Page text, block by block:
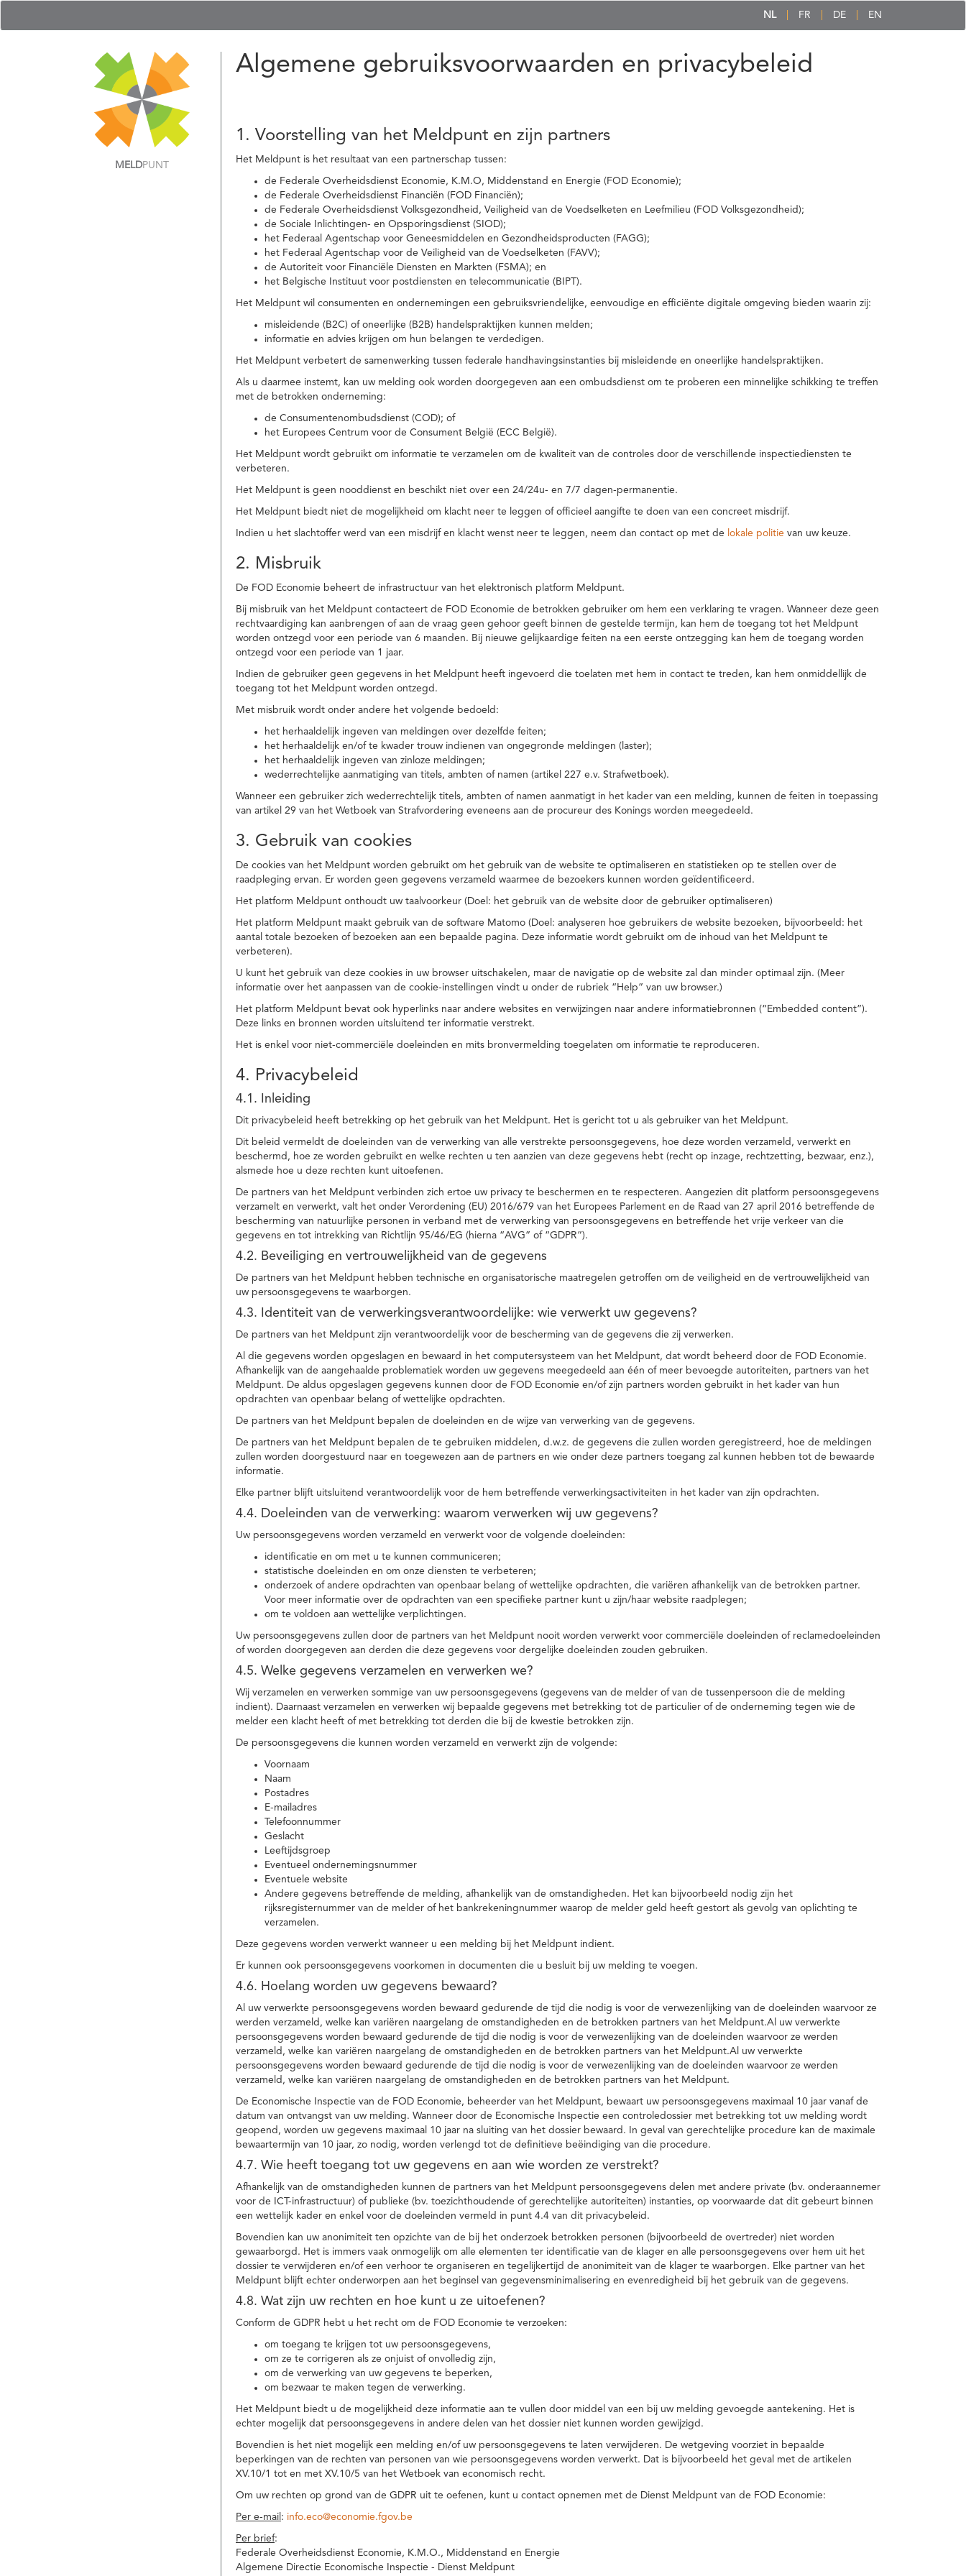
NL FR DE EN
MELDPUNT
Algemene gebruiksvoorwaarden en privacybeleid
1. Voorstelling van het Meldpunt en zijn partners
Het Meldpunt is het resultaat van een partnerschap tussen:
de Federale Overheidsdienst Economie, K.M.O, Middenstand en Energie (FOD Economie);
de Federale Overheidsdienst Financiën (FOD Financiën);
de Federale Overheidsdienst Volksgezondheid, Veiligheid van de Voedselketen en Leefmilieu (FOD Volksgezondheid);
de Sociale Inlichtingen- en Opsporingsdienst (SIOD);
het Federaal Agentschap voor Geneesmiddelen en Gezondheidsproducten (FAGG);
het Federaal Agentschap voor de Veiligheid van de Voedselketen (FAVV);
de Autoriteit voor Financiële Diensten en Markten (FSMA); en
het Belgische Instituut voor postdiensten en telecommunicatie (BIPT).
Het Meldpunt wil consumenten en ondernemingen een gebruiksvriendelijke, eenvoudige en efficiënte digitale omgeving bieden waarin zij:
misleidende (B2C) of oneerlijke (B2B) handelspraktijken kunnen melden;
informatie en advies krijgen om hun belangen te verdedigen.
Het Meldpunt verbetert de samenwerking tussen federale handhavingsinstanties bij misleidende en oneerlijke handelspraktijken.
Als u daarmee instemt, kan uw melding ook worden doorgegeven aan een ombudsdienst om te proberen een minnelijke schikking te treffen
met de betrokken onderneming:
de Consumentenombudsdienst (COD); of
het Europees Centrum voor de Consument België (ECC België).
Het Meldpunt wordt gebruikt om informatie te verzamelen om de kwaliteit van de controles door de verschillende inspectiediensten te
verbeteren.
Het Meldpunt is geen nooddienst en beschikt niet over een 24/24u- en 7/7 dagen-permanentie.
Het Meldpunt biedt niet de mogelijkheid om klacht neer te leggen of officieel aangifte te doen van een concreet misdrijf.
Indien u het slachtoffer werd van een misdrijf en klacht wenst neer te leggen, neem dan contact op met de lokale politie van uw keuze.
2. Misbruik
De FOD Economie beheert de infrastructuur van het elektronisch platform Meldpunt.
Bij misbruik van het Meldpunt contacteert de FOD Economie de betrokken gebruiker om hem een verklaring te vragen. Wanneer deze geen
rechtvaardiging kan aanbrengen of aan de vraag geen gehoor geeft binnen de gestelde termijn, kan hem de toegang tot het Meldpunt
worden ontzegd voor een periode van 6 maanden. Bij nieuwe gelijkaardige feiten na een eerste ontzegging kan hem de toegang worden
ontzegd voor een periode van 1 jaar.
Indien de gebruiker geen gegevens in het Meldpunt heeft ingevoerd die toelaten met hem in contact te treden, kan hem onmiddellijk de
toegang tot het Meldpunt worden ontzegd.
Met misbruik wordt onder andere het volgende bedoeld:
het herhaaldelijk ingeven van meldingen over dezelfde feiten;
het herhaaldelijk en/of te kwader trouw indienen van ongegronde meldingen (laster);
het herhaaldelijk ingeven van zinloze meldingen;
wederrechtelijke aanmatiging van titels, ambten of namen (artikel 227 e.v. Strafwetboek).
Wanneer een gebruiker zich wederrechtelijk titels, ambten of namen aanmatigt in het kader van een melding, kunnen de feiten in toepassing
van artikel 29 van het Wetboek van Strafvordering eveneens aan de procureur des Konings worden meegedeeld.
3. Gebruik van cookies
De cookies van het Meldpunt worden gebruikt om het gebruik van de website te optimaliseren en statistieken op te stellen over de
raadpleging ervan. Er worden geen gegevens verzameld waarmee de bezoekers kunnen worden geïdentificeerd.
Het platform Meldpunt onthoudt uw taalvoorkeur (Doel: het gebruik van de website door de gebruiker optimaliseren)
Het platform Meldpunt maakt gebruik van de software Matomo (Doel: analyseren hoe gebruikers de website bezoeken, bijvoorbeeld: het
aantal totale bezoeken of bezoeken aan een bepaalde pagina. Deze informatie wordt gebruikt om de inhoud van het Meldpunt te
verbeteren).
U kunt het gebruik van deze cookies in uw browser uitschakelen, maar de navigatie op de website zal dan minder optimaal zijn. (Meer
informatie over het aanpassen van de cookie-instellingen vindt u onder de rubriek “Help” van uw browser.)
Het platform Meldpunt bevat ook hyperlinks naar andere websites en verwijzingen naar andere informatiebronnen (“Embedded content”).
Deze links en bronnen worden uitsluitend ter informatie verstrekt.
Het is enkel voor niet-commerciële doeleinden en mits bronvermelding toegelaten om informatie te reproduceren.
4. Privacybeleid
4.1. Inleiding
Dit privacybeleid heeft betrekking op het gebruik van het Meldpunt. Het is gericht tot u als gebruiker van het Meldpunt.
Dit beleid vermeldt de doeleinden van de verwerking van alle verstrekte persoonsgegevens, hoe deze worden verzameld, verwerkt en
beschermd, hoe ze worden gebruikt en welke rechten u ten aanzien van deze gegevens hebt (recht op inzage, rechtzetting, bezwaar, enz.),
alsmede hoe u deze rechten kunt uitoefenen.
De partners van het Meldpunt verbinden zich ertoe uw privacy te beschermen en te respecteren. Aangezien dit platform persoonsgegevens
verzamelt en verwerkt, valt het onder Verordening (EU) 2016/679 van het Europees Parlement en de Raad van 27 april 2016 betreffende de
bescherming van natuurlijke personen in verband met de verwerking van persoonsgegevens en betreffende het vrije verkeer van die
gegevens en tot intrekking van Richtlijn 95/46/EG (hierna “AVG” of “GDPR”).
4.2. Beveiliging en vertrouwelijkheid van de gegevens
De partners van het Meldpunt hebben technische en organisatorische maatregelen getroffen om de veiligheid en de vertrouwelijkheid van
uw persoonsgegevens te waarborgen.
4.3. Identiteit van de verwerkingsverantwoordelijke: wie verwerkt uw gegevens?
De partners van het Meldpunt zijn verantwoordelijk voor de bescherming van de gegevens die zij verwerken.
Al die gegevens worden opgeslagen en bewaard in het computersysteem van het Meldpunt, dat wordt beheerd door de FOD Economie.
Afhankelijk van de aangehaalde problematiek worden uw gegevens meegedeeld aan één of meer bevoegde autoriteiten, partners van het
Meldpunt. De aldus opgeslagen gegevens kunnen door de FOD Economie en/of zijn partners worden gebruikt in het kader van hun
opdrachten van openbaar belang of wettelijke opdrachten.
De partners van het Meldpunt bepalen de doeleinden en de wijze van verwerking van de gegevens.
De partners van het Meldpunt bepalen de te gebruiken middelen, d.w.z. de gegevens die zullen worden geregistreerd, hoe de meldingen
zullen worden doorgestuurd naar en toegewezen aan de partners en wie onder deze partners toegang zal kunnen hebben tot de bewaarde
informatie.
Elke partner blijft uitsluitend verantwoordelijk voor de hem betreffende verwerkingsactiviteiten in het kader van zijn opdrachten.
4.4. Doeleinden van de verwerking: waarom verwerken wij uw gegevens?
Uw persoonsgegevens worden verzameld en verwerkt voor de volgende doeleinden:
identificatie en om met u te kunnen communiceren;
statistische doeleinden en om onze diensten te verbeteren;
onderzoek of andere opdrachten van openbaar belang of wettelijke opdrachten, die variëren afhankelijk van de betrokken partner.
Voor meer informatie over de opdrachten van een specifieke partner kunt u zijn/haar website raadplegen;
om te voldoen aan wettelijke verplichtingen.
Uw persoonsgegevens zullen door de partners van het Meldpunt nooit worden verwerkt voor commerciële doeleinden of reclamedoeleinden
of worden doorgegeven aan derden die deze gegevens voor dergelijke doeleinden zouden gebruiken.
4.5. Welke gegevens verzamelen en verwerken we?
Wij verzamelen en verwerken sommige van uw persoonsgegevens (gegevens van de melder of van de tussenpersoon die de melding
indient). Daarnaast verzamelen en verwerken wij bepaalde gegevens met betrekking tot de particulier of de onderneming tegen wie de
melder een klacht heeft of met betrekking tot derden die bij de kwestie betrokken zijn.
De persoonsgegevens die kunnen worden verzameld en verwerkt zijn de volgende:
Voornaam
Naam
Postadres
E-mailadres
Telefoonnummer
Geslacht
Leeftijdsgroep
Eventueel ondernemingsnummer
Eventuele website
Andere gegevens betreffende de melding, afhankelijk van de omstandigheden. Het kan bijvoorbeeld nodig zijn het
rijksregisternummer van de melder of het bankrekeningnummer waarop de melder geld heeft gestort als gevolg van oplichting te
verzamelen.
Deze gegevens worden verwerkt wanneer u een melding bij het Meldpunt indient.
Er kunnen ook persoonsgegevens voorkomen in documenten die u besluit bij uw melding te voegen.
4.6. Hoelang worden uw gegevens bewaard?
Al uw verwerkte persoonsgegevens worden bewaard gedurende de tijd die nodig is voor de verwezenlijking van de doeleinden waarvoor ze
werden verzameld, welke kan variëren naargelang de omstandigheden en de betrokken partners van het Meldpunt.Al uw verwerkte
persoonsgegevens worden bewaard gedurende de tijd die nodig is voor de verwezenlijking van de doeleinden waarvoor ze werden
verzameld, welke kan variëren naargelang de omstandigheden en de betrokken partners van het Meldpunt.Al uw verwerkte
persoonsgegevens worden bewaard gedurende de tijd die nodig is voor de verwezenlijking van de doeleinden waarvoor ze werden
verzameld, welke kan variëren naargelang de omstandigheden en de betrokken partners van het Meldpunt.
De Economische Inspectie van de FOD Economie, beheerder van het Meldpunt, bewaart uw persoonsgegevens maximaal 10 jaar vanaf de
datum van ontvangst van uw melding. Wanneer door de Economische Inspectie een controledossier met betrekking tot uw melding wordt
geopend, worden uw gegevens maximaal 10 jaar na sluiting van het dossier bewaard. In geval van gerechtelijke procedure kan de maximale
bewaartermijn van 10 jaar, zo nodig, worden verlengd tot de definitieve beëindiging van die procedure.
4.7. Wie heeft toegang tot uw gegevens en aan wie worden ze verstrekt?
Afhankelijk van de omstandigheden kunnen de partners van het Meldpunt persoonsgegevens delen met andere private (bv. onderaannemer
voor de ICT-infrastructuur) of publieke (bv. toezichthoudende of gerechtelijke autoriteiten) instanties, op voorwaarde dat dit gebeurt binnen
een wettelijk kader en enkel voor de doeleinden vermeld in punt 4.4 van dit privacybeleid.
Bovendien kan uw anonimiteit ten opzichte van de bij het onderzoek betrokken personen (bijvoorbeeld de overtreder) niet worden
gewaarborgd. Het is immers vaak onmogelijk om alle elementen ter identificatie van de klager en alle persoonsgegevens over hem uit het
dossier te verwijderen en/of een verhoor te organiseren en tegelijkertijd de anonimiteit van de klager te waarborgen. Elke partner van het
Meldpunt blijft echter onderworpen aan het beginsel van gegevensminimalisering en evenredigheid bij het gebruik van de gegevens.
4.8. Wat zijn uw rechten en hoe kunt u ze uitoefenen?
Conform de GDPR hebt u het recht om de FOD Economie te verzoeken:
om toegang te krijgen tot uw persoonsgegevens,
om ze te corrigeren als ze onjuist of onvolledig zijn,
om de verwerking van uw gegevens te beperken,
om bezwaar te maken tegen de verwerking.
Het Meldpunt biedt u de mogelijkheid deze informatie aan te vullen door middel van een bij uw melding gevoegde aantekening. Het is
echter mogelijk dat persoonsgegevens in andere delen van het dossier niet kunnen worden gewijzigd.
Bovendien is het niet mogelijk een melding en/of uw persoonsgegevens te laten verwijderen. De wetgeving voorziet in bepaalde
beperkingen van de rechten van personen van wie persoonsgegevens worden verwerkt. Dat is bijvoorbeeld het geval met de artikelen
XV.10/1 tot en met XV.10/5 van het Wetboek van economisch recht.
Om uw rechten op grond van de GDPR uit te oefenen, kunt u contact opnemen met de Dienst Meldpunt van de FOD Economie:
Per e-mail : info.eco@economie.fgov.be
Per brief:
Federale Overheidsdienst Economie, K.M.O., Middenstand en Energie
Algemene Directie Economische Inspectie - Dienst Meldpunt